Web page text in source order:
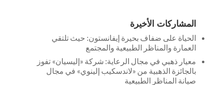
المشاركات الأخيرة
الحياة على ضفاف بحيرة إيفانستون: حيث تلتقي
العمارة والمناظر الطبيعية والمجتمع
معيار ذهبي في مجال الرعاية: شركة «إليسيان» تفوز
بالجائزة الذهبية من «لاندسكيب إلينوي» في مجال
صيانة المناظر الطبيعية